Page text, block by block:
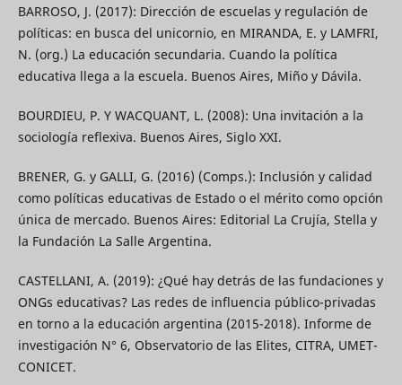
BARROSO, J. (2017): Dirección de escuelas y regulación de
políticas: en busca del unicornio, en MIRANDA, E. y LAMFRI,
N. (org.) La educación secundaria. Cuando la política
educativa llega a la escuela. Buenos Aires, Miño y Dávila.
BOURDIEU, P. Y WACQUANT, L. (2008): Una invitación a la
sociología reflexiva. Buenos Aires, Siglo XXI.
BRENER, G. y GALLI, G. (2016) (Comps.): Inclusión y calidad
como políticas educativas de Estado o el mérito como opción
única de mercado. Buenos Aires: Editorial La Crujía, Stella y
la Fundación La Salle Argentina.
CASTELLANI, A. (2019): ¿Qué hay detrás de las fundaciones y
ONGs educativas? Las redes de influencia público-privadas
en torno a la educación argentina (2015-2018). Informe de
investigación N° 6, Observatorio de las Elites, CITRA, UMET-
CONICET.